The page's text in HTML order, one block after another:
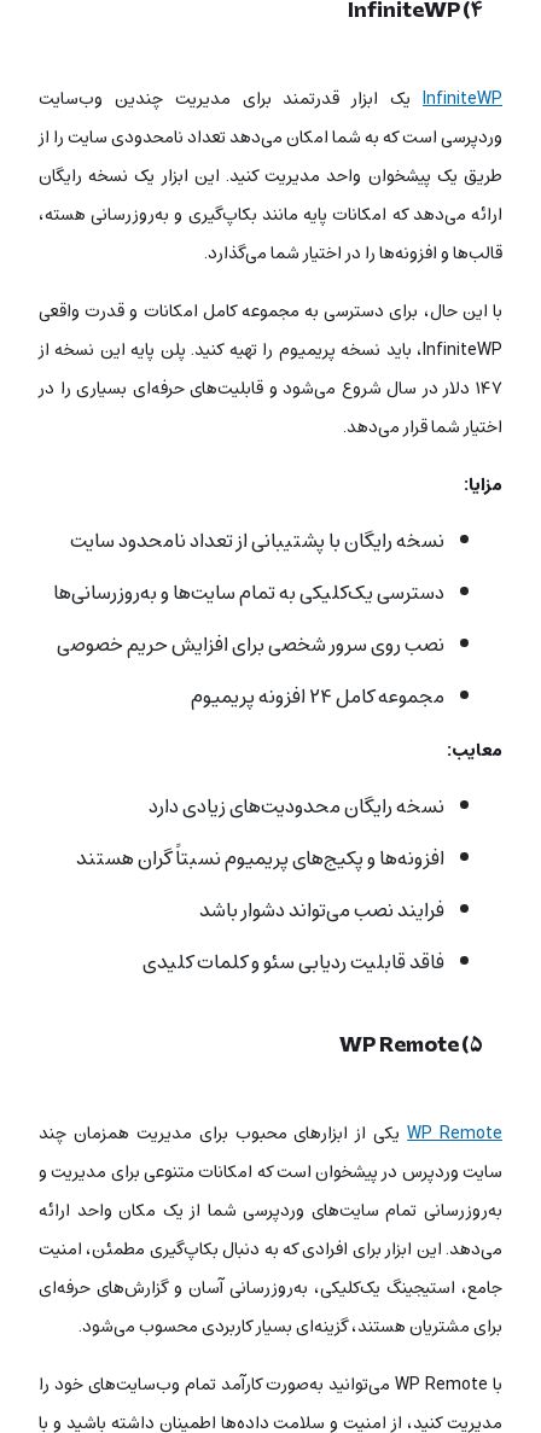
InfiniteWPیک ابزار قدرتمند برای مدیریت چندین وب‌سایت
وردپرسی است که به شما امکان می‌دهد تعداد نامحدودی سایت را از
طریق یک پیشخوان واحد مدیریت کنید. این ابزار یک نسخه رایگان
ارائه می‌دهد که امکانات پایه مانند بکاپ‌گیری و به‌روزرسانی هسته،
قالب‌ها و افزونه‌ها را در اختیار شما می‌گذارد.
با این حال، برای دسترسی به مجموعه کامل امکانات و قدرت واقعی
InfiniteWP، باید نسخه پریمیوم را تهیه کنید. پلن پایه این نسخه از
۱۴۷ دلار در سال شروع می‌شود و قابلیت‌های حرفه‌ای بسیاری را در
اختیار شما قرار می‌دهد.
مزایا:
نسخه رایگان با پشتیبانی از تعداد نامحدود سایت
دسترسی یک‌کلیکی به تمام سایت‌ها و به‌روزرسانی‌ها
نصب روی سرور شخصی برای افزایش حریم خصوصی
مجموعه کامل ۲۴ افزونه پریمیوم
معایب:
نسخه رایگان محدودیت‌های زیادی دارد
افزونه‌ها و پکیج‌های پریمیوم نسبتاً گران هستند
فرایند نصب می‌تواند دشوار باشد
فاقد قابلیت ردیابی سئو و کلمات کلیدی
WP Remoteیکی از ابزارهای محبوب برای مدیریت همزمان چند
سایت وردپرس در پیشخوان است که امکانات متنوعی برای مدیریت و
به‌روزرسانی تمام سایت‌های وردپرسی شما از یک مکان واحد ارائه
می‌دهد. این ابزار برای افرادی که به دنبال بکاپ‌گیری مطمئن، امنیت
جامع، استیجینگ یک‌کلیکی، به‌روزرسانی آسان و گزارش‌های حرفه‌ای
برای مشتریان هستند، گزینه‌ای بسیار کاربردی محسوب می‌شود.
با WP Remote می‌توانید به‌صورت کارآمد تمام وب‌سایت‌های خود را
مدیریت کنید، از امنیت و سلامت داده‌ها اطمینان داشته باشید و با